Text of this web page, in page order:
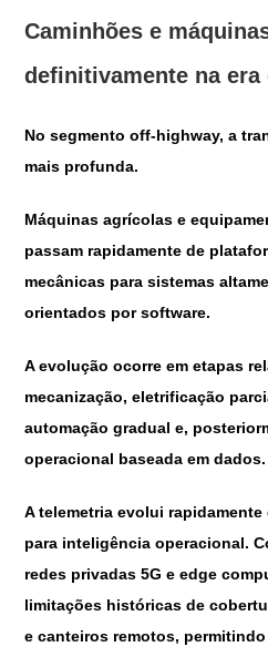
Caminhões e
definitivamente na era
No segmento off-highway, a
mais profunda.
Máquinas agrícolas e
passam rapidamente de
mecânicas para sistemas
orientados por software.
A evolução ocorre em etapas
mecanização, eletrificação
automação gradual e,
operacional baseada em dados.
A telemetria evolui
para inteligência operacional.
redes privadas 5G e edge
limitações históricas de
e canteiros remotos,